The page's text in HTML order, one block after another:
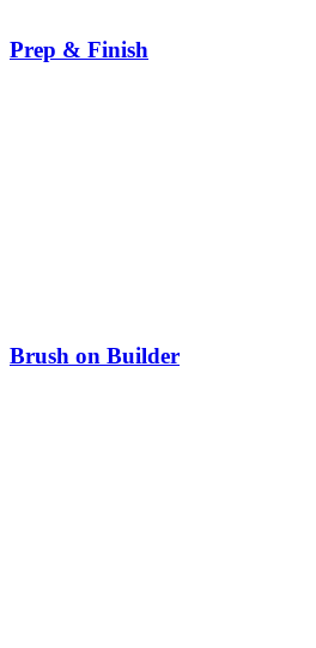
Prep & Finish
Brush on Builder